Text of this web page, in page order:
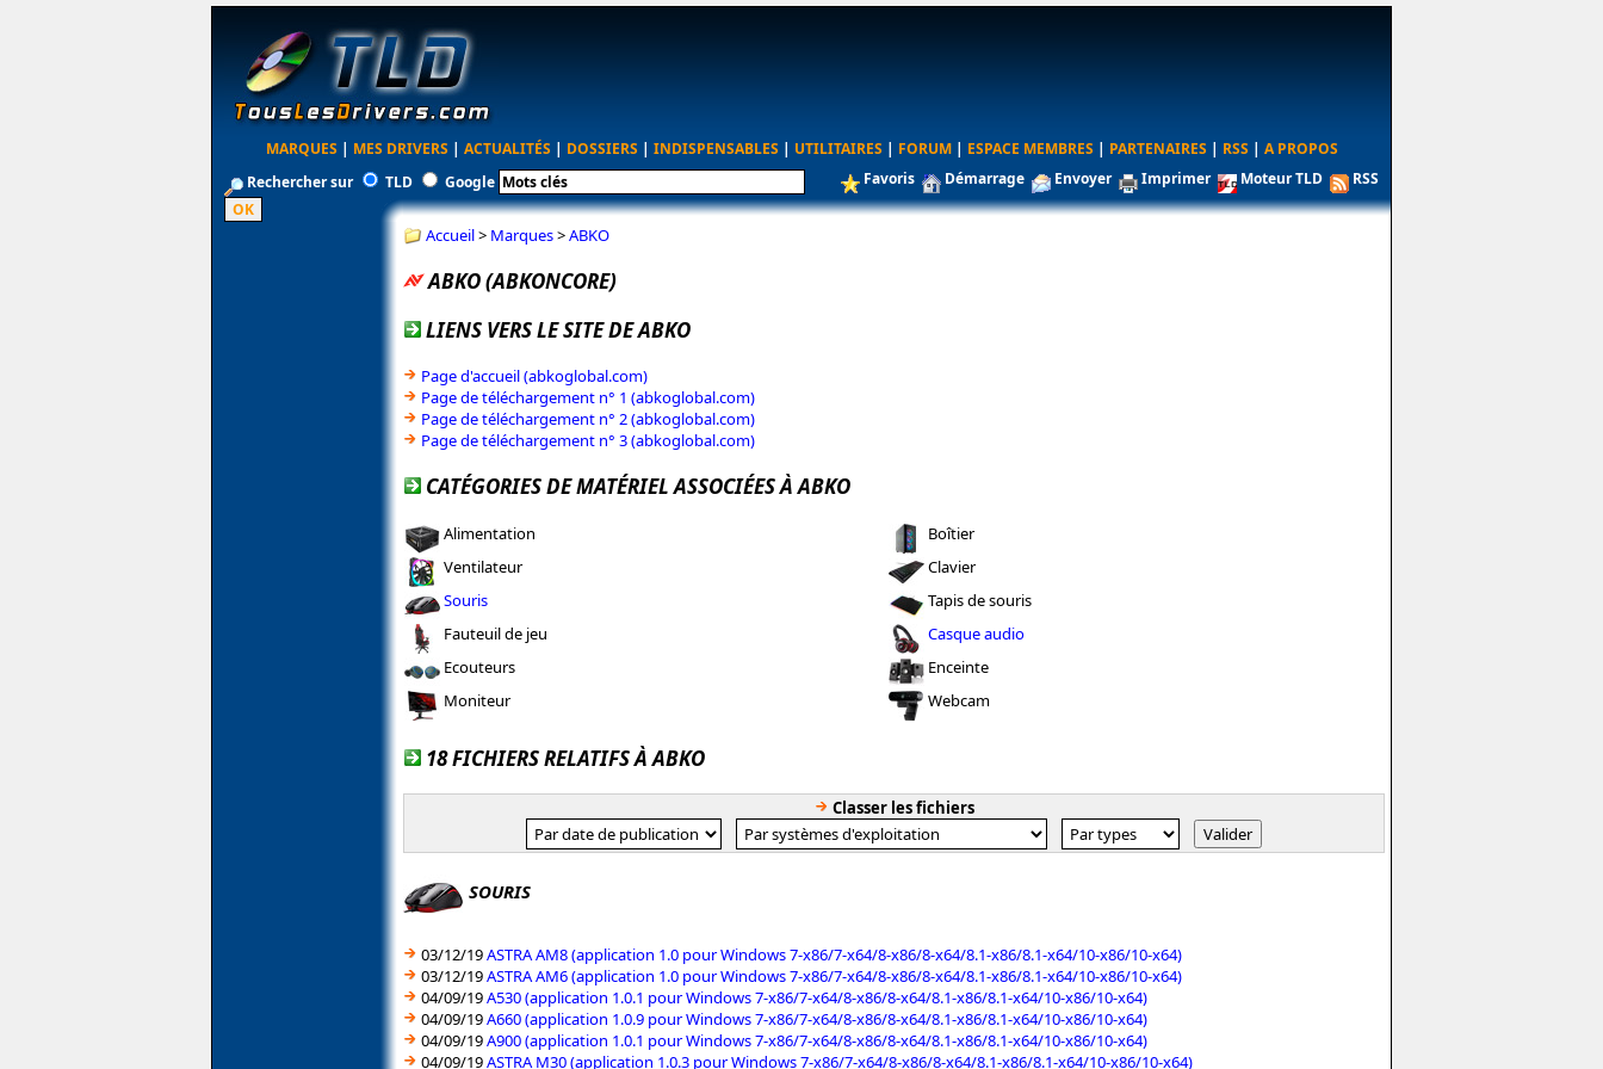
MARQUES | MES DRIVERS | ACTUALITÉS | DOSSIERS | INDISPENSABLES | UTILITAIRES | FORUM | ESPACE MEMBRES | PARTENAIRES | RSS | A PROPOS
Rechercher sur
TLD Google Favoris Démarrage Envoyer Imprimer Moteur TLD RSS
Accueil> Marques>ABKO
ABKO (ABKONCORE)
LIENS VERS LE SITE DE ABKO
Page d'accueil (abkoglobal.com)
Page de téléchargement n° 1 (abkoglobal.com)
Page de téléchargement n° 2 (abkoglobal.com)
Page de téléchargement n° 3 (abkoglobal.com)
CATÉGORIES DE MATÉRIEL ASSOCIÉES À ABKO
Alimentation
Boîtier
Ventilateur
Clavier
Souris
Tapis de souris
Fauteuil de jeu
Casque audio
Ecouteurs
Enceinte
Moniteur
Webcam
18 FICHIERS RELATIFS À ABKO
Classer les fichiers
SOURIS
03/12/19ASTRA AM8 (application 1.0 pour Windows 7-x86/7-x64/8-x86/8-x64/8.1-x86/8.1-x64/10-x86/10-x64)
03/12/19ASTRA AM6 (application 1.0 pour Windows 7-x86/7-x64/8-x86/8-x64/8.1-x86/8.1-x64/10-x86/10-x64)
04/09/19A530 (application 1.0.1 pour Windows 7-x86/7-x64/8-x86/8-x64/8.1-x86/8.1-x64/10-x86/10-x64)
04/09/19A660 (application 1.0.9 pour Windows 7-x86/7-x64/8-x86/8-x64/8.1-x86/8.1-x64/10-x86/10-x64)
04/09/19A900 (application 1.0.1 pour Windows 7-x86/7-x64/8-x86/8-x64/8.1-x86/8.1-x64/10-x86/10-x64)
04/09/19ASTRA M30 (application 1.0.3 pour Windows 7-x86/7-x64/8-x86/8-x64/8.1-x86/8.1-x64/10-x86/10-x64)